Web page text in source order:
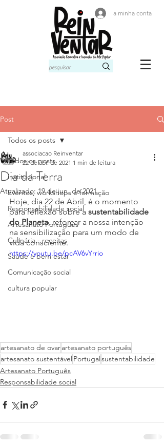
a minha conta
Post
Todos os posts
institucional
Eventos, workshops e formação
Responsabilidade social
Artesanato Português
Culinária - receitas
Saúde e bem estar
Comunicação social
cultura popular
Todos os posts
Dia da Terra
associacao Reinventar
22 de abr. de 2021 1 min de leitura
Atualizado:19 de jun. de 2021
Hoje, dia 22 de Abril, é o momento
para reflexão sobre a sustentabilidade
do Planeta, reforçar a nossa intenção
na sensibilização para um modo de
vida consciente.
https://youtu.be/pcAV6vYrrio
artesanato de ovarartesanato português
artesanato sustentável Portugalsustentabilidade
Artesanato Português
Responsabilidade social